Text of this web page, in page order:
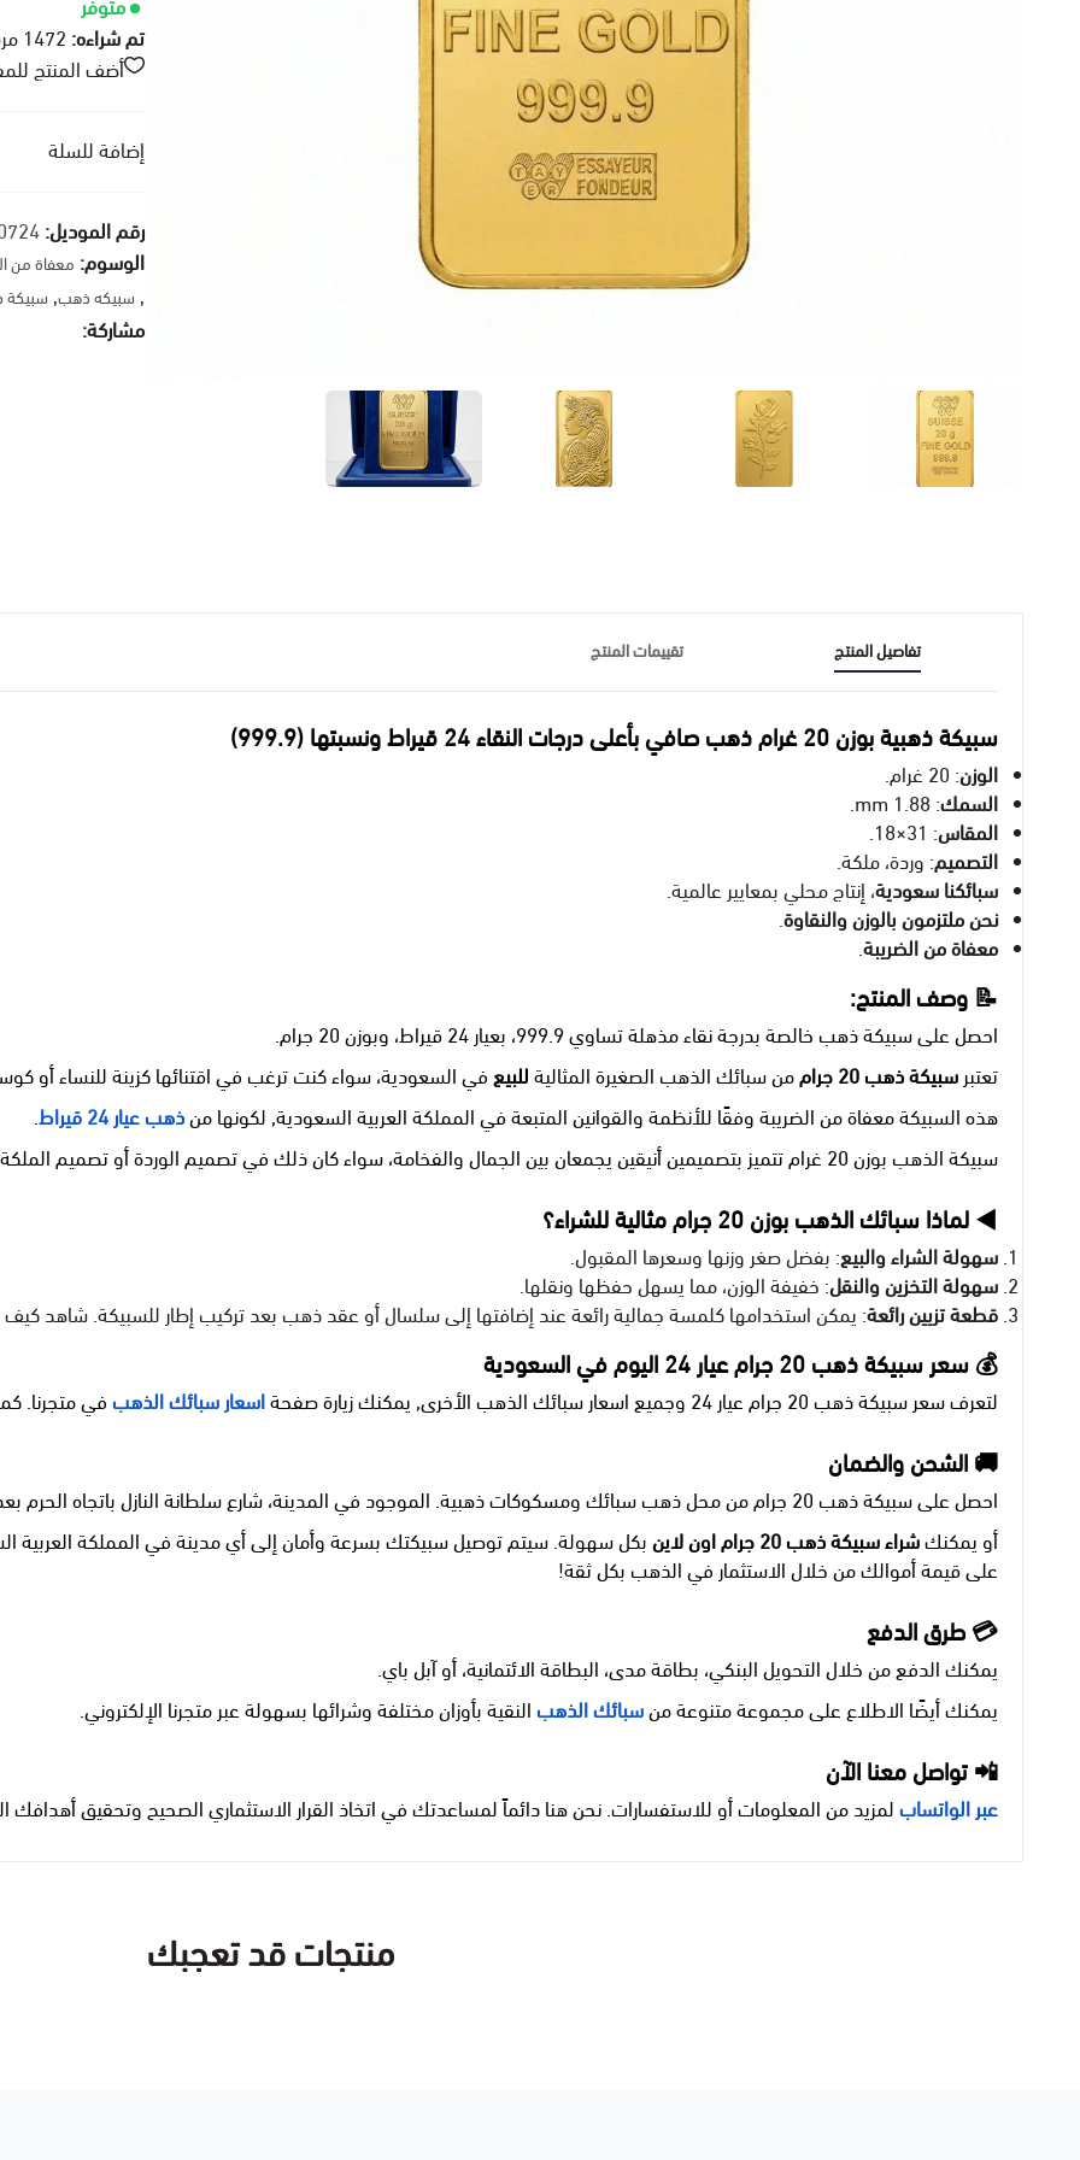
متوفر
تم شراءه: 1472
أضف المنتج
إضافة للسلة
رقم الموديل:
الوسوم: معفاة من
, سبيكه ذهب,
مشاركة:
تفاصيل المنتج تقييمات المنتج
سبيكة ذهبية بوزن 20 غرام ذهب صافي بأعلى درجات النقاء 24 قيراط ونسبتها (999.9)
الوزن: 20 غرام.
السمك: 1.88 mm.
المقاس: 31×18.
التصميم: وردة، ملكة.
سبائكنا سعودية، إنتاج محلي بمعايير عالمية.
نحن ملتزمون بالوزن والنقاوة.
معفاة من الضريبة.
📝 وصف المنتج:
احصل على سبيكة ذهب خالصة بدرجة نقاء مذهلة تساوي 999.9، بعيار 24 قيراط، وبوزن 20 جرام.
تعتبر سبيكة ذهب 20 جرام من سبائك الذهب الصغيرة المثالية للبيع في السعودية، سواء كنت ترغب في اقتنائها كزينة للنساء أو
هذه السبيكة معفاة من الضريبة وفقًا للأنظمة والقوانين المتبعة في المملكة العربية السعودية, لكونها منذهب عيار 24 قيراط
.
سبيكة الذهب بوزن 20 غرام تتميز بتصميمين أنيقين يجمعان بين الجمال والفخامة، سواء كان ذلك في تصميم الوردة أو تصميم الملكة المعروفة بـ"سيدة الثروة".
◀️ لماذا سبائك الذهب بوزن 20 جرام مثالية للشراء؟
سهولة الشراء والبيع: بفضل صغر وزنها وسعرها المقبول.
سهولة التخزين والنقل: خفيفة الوزن، مما يسهل حفظها ونقلها.
قطعة تزيين رائعة: يمكن استخدامها كلمسة جمالية رائعة عند إضافتها إلى سلسال أو عقد ذهب بعد تركيب إطار للسبيكة. شاهد
💰 سعر سبيكة ذهب 20 جرام عيار 24 اليوم في السعودية
لتعرف سعر سبيكة ذهب 20 جرام عيار 24 وجميع اسعار سبائك الذهب الأخرى, يمكنك زيارة صفحة اسعار سبائك الذهب في متجرنا.
🚚 الشحن والضمان
احصل على سبيكة ذهب 20 جرام من محل ذهب سبائك ومسكوكات ذهبية. الموجود في المدينة، شارع سلطانة النازل باتجاه الحرم بعد برديسي بـ 100 متر.
أو يمكنكشراءسبيكة ذهب 20 جرام اون لاين
بكل سهولة. سيتم توصيل سبيكتك بسرعة وأمان إلى أي مدينة في المملكة العربية
على قيمة أموالك من خلال الاستثمار في الذهب بكل ثقة!
💳 طرق الدفع
يمكنك الدفع من خلال التحويل البنكي، بطاقة مدى، البطاقة الائتمانية، أو آبل باي.
يمكنك أيضًا الاطلاع على مجموعة متنوعة منسبائك الذهب النقية بأوزان مختلفة وشرائها بسهولة عبر متجرنا الإلكتروني.
📲 تواصل معنا الآن
عبر الواتساب لمزيد من المعلومات أو للاستفسارات. نحن هنا دائماً لمساعدتك في اتخاذ القرار الاستثماري الصحيح وتحقيق أهدافك
منتجات قد تعجبك